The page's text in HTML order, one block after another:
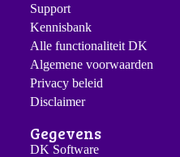
Support
Kennisbank
Alle functionaliteit DK
Algemene voorwaarden
Privacy beleid
Disclaimer
Gegevens
DK Software